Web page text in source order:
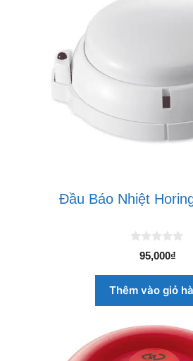
Đầu Báo Nhiệt
à
95,000₫
Thêm vào giỏ